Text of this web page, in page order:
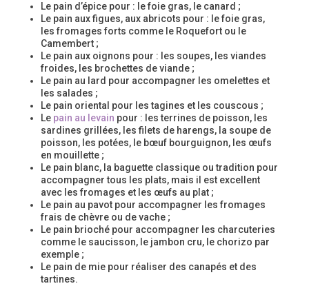
Le pain d’épice pour : le foie gras, le canard ;
Le pain aux figues, aux abricots pour : le foie gras,
les fromages forts comme le Roquefort ou le
Camembert ;
Le pain aux oignons pour : les soupes, les viandes
froides, les brochettes de viande ;
Le pain au lard pour accompagner les omelettes et
les salades ;
Le pain oriental pour les tagines et les couscous ;
Le pain au levain pour : les terrines de poisson, les
sardines grillées, les filets de harengs, la soupe de
poisson, les potées, le bœuf bourguignon, les œufs
en mouillette ;
Le pain blanc, la baguette classique ou tradition pour
accompagner tous les plats, mais il est excellent
avec les fromages et les œufs au plat ;
Le pain au pavot pour accompagner les fromages
frais de chèvre ou de vache ;
Le pain brioché pour accompagner les charcuteries
comme le saucisson, le jambon cru, le chorizo par
exemple ;
Le pain de mie pour réaliser des canapés et des
tartines.